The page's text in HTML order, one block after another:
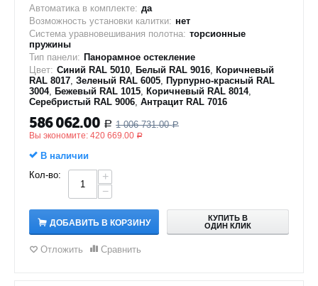
Автоматика в комплекте: да
Возможность установки калитки: нет
Система уравновешивания полотна: торсионные
пружины
Тип панели: Панорамное остекление
Цвет: Синий RAL 5010, Белый RAL 9016, Коричневый
RAL 8017, Зеленый RAL 6005, Пурпурно-красный RAL
3004, Бежевый RAL 1015, Коричневый RAL 8014,
Серебристый RAL 9006, Антрацит RAL 7016
586 062.00 Р 1 006 731.00 Р
Вы экономите: 420 669.00 Р
В наличии
Кол-во:
+
−
ДОБАВИТЬ В КОРЗИНУ
КУПИТЬ В
ОДИН КЛИК
Отложить Сравнить